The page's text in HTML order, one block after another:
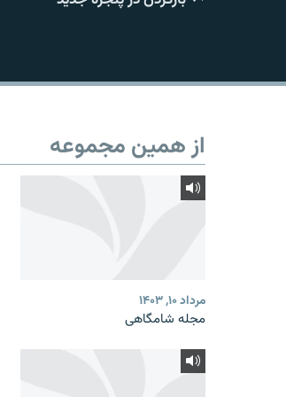
از همین مجموعه
مرداد ۱۰, ۱۴۰۳
مجله شامگاهی